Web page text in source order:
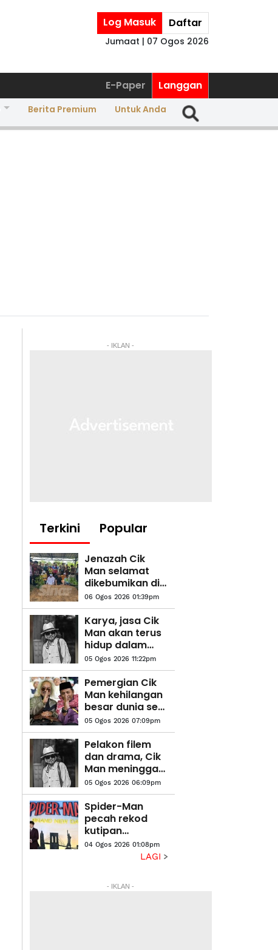
Log Masuk Daftar
Jumaat | 07 Ogos 2026
E-Paper Langgan
Berita Premium Untuk Anda
- IKLAN -
Terkini Popular
Jenazah Cik
Man selamat
dikebumikan di
Tanah Merah
06 Ogos 2026 01:39pm
Karya, jasa Cik
Man akan terus
hidup dalam
lipatan sejarah
seni - Seniman
05 Ogos 2026 11:22pm
Pemergian Cik
Man kehilangan
besar dunia seni
- Ahmad Fadhli
05 Ogos 2026 07:09pm
Pelakon filem
dan drama, Cik
Man meninggal
dunia akibat
serangan
jantung
05 Ogos 2026 06:09pm
Spider-Man
pecah rekod
kutipan
pembukaan box
office di AS,
04 Ogos 2026 01:08pm
LAGI
- IKLAN -